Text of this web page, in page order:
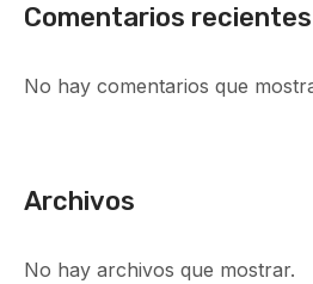
Comentarios recientes
No hay comentarios que
Archivos
No hay archivos que mostrar.